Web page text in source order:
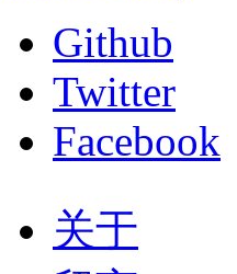
Github
Twitter
Facebook
关于